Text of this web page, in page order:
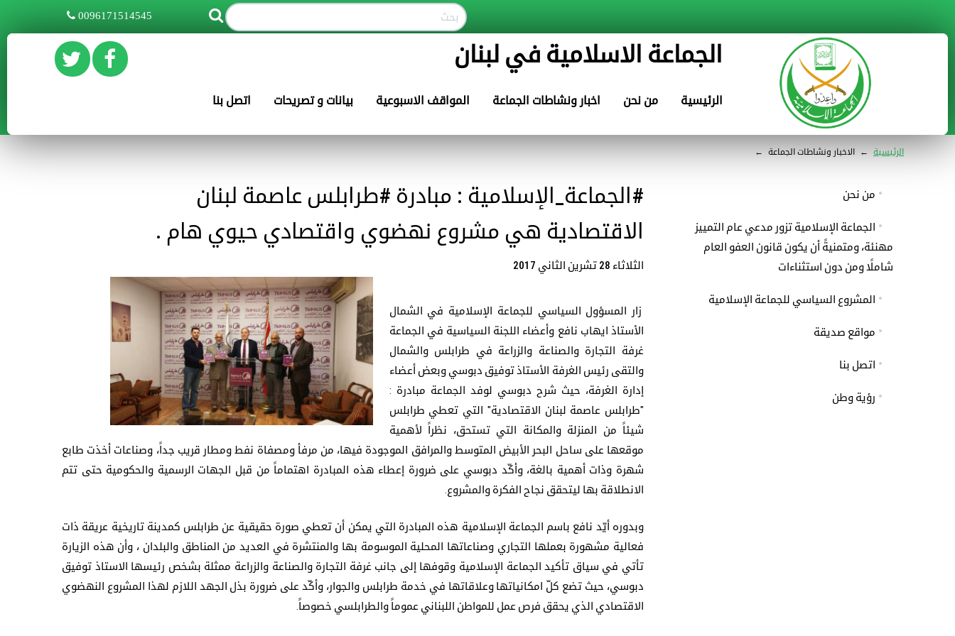
0096171514545
الجماعة الاسلامية في لبنان
اتصل بنا بيانات و تصريحات المواقف الاسبوعية اخبار ونشاطات الجماعة من نحن الرئيسية
الرئيسية ← الاخبار ونشاطات الجماعة ←
من نحن
الجماعة الإسلامية تزور مدعي عام التمييز
مهنئة، ومتمنيةً أن يكون قانون العفو العام
شاملًا ومن دون استثناءات
المشروع السياسي للجماعة الإسلامية
مواقع صديقة
اتصل بنا
رؤية وطن
#الجماعة_الإسلامية : مبادرة #طرابلس عاصمة لبنان
الاقتصادية هي مشروع نهضوي واقتصادي حيوي هام .
الثلاثاء 28 تشرين الثاني 2017
زار المسؤول السياسي للجماعة الإسلامية في الشمال
الأستاذ ايهاب نافع وأعضاء اللجنة السياسية في الجماعة
غرفة التجارة والصناعة والزراعة في طرابلس والشمال
والتقى رئيس الغرفة الأستاذ توفيق دبوسي وبعض أعضاء
إدارة الغرفة، حيث شرح دبوسي لوفد الجماعة مبادرة :
"طرابلس عاصمة لبنان الاقتصادية" التي تعطي طرابلس
شيئاً من المنزلة والمكانة التي تستحق، نظراً لأهمية
موقعها على ساحل البحر الأبيض المتوسط والمرافق الموجودة فيها، من مرفأ ومصفاة نفط ومطار قريب جداً، وصناعات أخذت طابع
شهرة وذات أهمية بالغة، وأكّد دبوسي على ضرورة إعطاء هذه المبادرة اهتماماً من قبل الجهات الرسمية والحكومية حتى تتم
الانطلاقة بها ليتحقق نجاح الفكرة والمشروع.
وبدوره أيّد نافع باسم الجماعة الإسلامية هذه المبادرة التي يمكن أن تعطي صورة حقيقية عن طرابلس كمدينة تاريخية عريقة ذات
فعالية مشهورة بعملها التجاري وصناعاتها المحلية الموسومة بها والمنتشرة في العديد من المناطق والبلدان ، وأن هذه الزيارة
تأتي في سياق تأكيد الجماعة الإسلامية وقوفها إلى جانب غرفة التجارة والصناعة والزراعة ممثلة بشخص رئيسها الاستاذ توفيق
دبوسي، حيث تضع كلّ امكانياتها وعلاقاتها في خدمة طرابلس والجوار، وأكّد على ضرورة بذل الجهد اللازم لهذا المشروع النهضوي
الاقتصادي الذي يحقق فرص عمل للمواطن اللبناني عموماً والطرابلسي خصوصاً.